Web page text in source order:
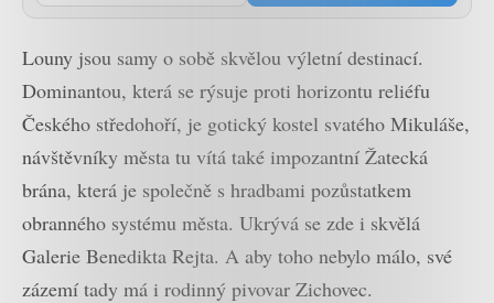
Louny jsou samy o sobě skvělou výletní destinací.
Dominantou, která se rýsuje proti horizontu reliéfu
Českého středohoří, je gotický kostel svatého Mikuláše,
návštěvníky města tu vítá také impozantní Žatecká
brána, která je společně s hradbami pozůstatkem
obranného systému města. Ukrývá se zde i skvělá
Galerie Benedikta Rejta. A aby toho nebylo málo, své
zázemí tady má i rodinný pivovar Zichovec.